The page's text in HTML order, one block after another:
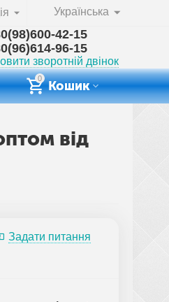
Українська
42-15
96-15
зворотній двінок
0
Кошик
від
Задати питання